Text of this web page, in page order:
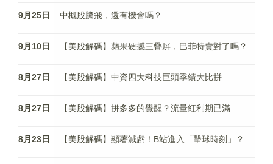
9月25日 中概股騰飛，還有機會嗎？
9月10日 【美股解碼】蘋果硬撼三疊屏，巴菲特賣對了嗎？
8月27日 【美股解碼】中資四大科技巨頭季績大比拼
8月27日 【美股解碼】拼多多的覺醒？流量紅利期已滿
8月23日 【美股解碼】顯著減虧！B站進入「擊球時刻」？